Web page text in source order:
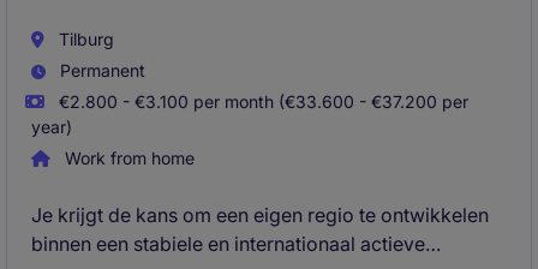
Tilburg
Permanent
€2.800 - €3.100 per month (€33.600 - €37.200 per
year)
Work from home
Je krijgt de kans om een eigen regio te ontwikkelen
binnen een stabiele en internationaal actieve